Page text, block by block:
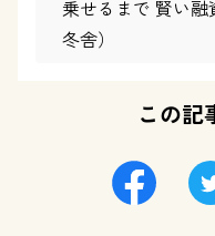
乗せるまで 賢い
冬舎）
この記